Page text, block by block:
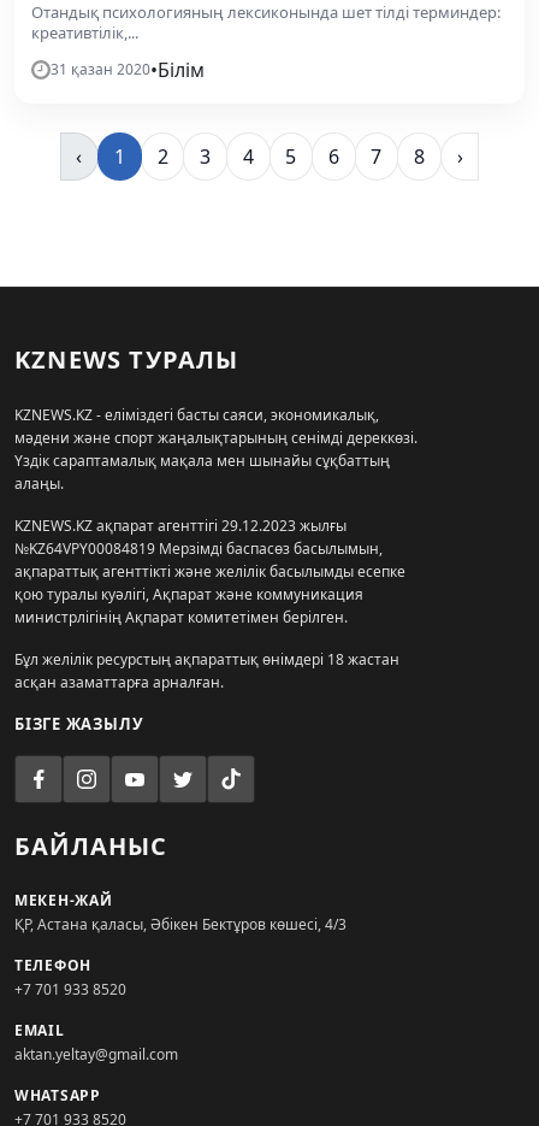
Отандық психологияның лексиконында шет тілді терминдер:
креативтілік,...
31 қазан 2020•Білім
‹ 1 2 3 4 5 6 7 8 ›
KZNEWS ТУРАЛЫ
KZNEWS.KZ - еліміздегі басты саяси, экономикалық,
мәдени және спорт жаңалықтарының сенімді дереккөзі.
Үздік сараптамалық мақала мен шынайы сұқбаттың
алаңы.
KZNEWS.KZ ақпарат агенттігі 29.12.2023 жылғы
№KZ64VPY00084819 Мерзімді баспасөз басылымын,
ақпараттық агенттікті және желілік басылымды есепке
қою туралы куәлігі, Ақпарат және коммуникация
министрлігінің Ақпарат комитетімен берілген.
Бұл желілік ресурстың ақпараттық өнімдері 18 жастан
асқан азаматтарға арналған.
БІЗГЕ ЖАЗЫЛУ
БАЙЛАНЫС
МЕКЕН-ЖАЙ
ҚР, Астана қаласы, Әбікен Бектұров көшесі, 4/3
ТЕЛЕФОН
+7 701 933 8520
EMAIL
aktan.yeltay@gmail.com
WHATSAPP
+7 701 933 8520